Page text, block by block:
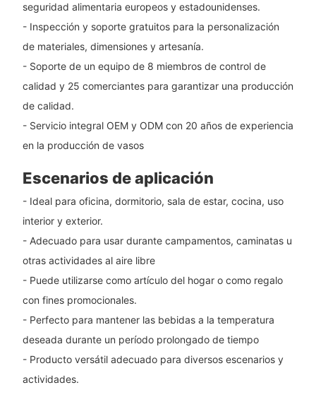
seguridad alimentaria europeos y estadounidenses.
- Inspección y soporte gratuitos para la personalización
de materiales, dimensiones y artesanía.
- Soporte de un equipo de 8 miembros de control de
calidad y 25 comerciantes para garantizar una producción
de calidad.
- Servicio integral OEM y ODM con 20 años de experiencia
en la producción de vasos
Escenarios de aplicación
- Ideal para oficina, dormitorio, sala de estar, cocina, uso
interior y exterior.
- Adecuado para usar durante campamentos, caminatas u
otras actividades al aire libre
- Puede utilizarse como artículo del hogar o como regalo
con fines promocionales.
- Perfecto para mantener las bebidas a la temperatura
deseada durante un período prolongado de tiempo
- Producto versátil adecuado para diversos escenarios y
actividades.